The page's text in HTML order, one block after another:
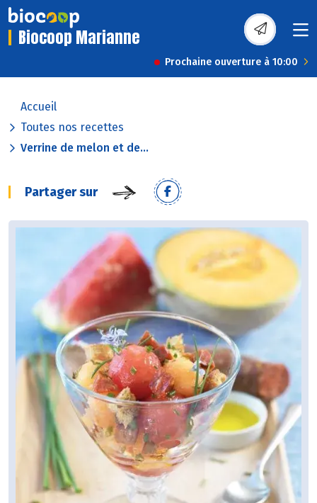
Biocoop Marianne
Prochaine ouverture à 10:00
Accueil
Toutes nos recettes
Verrine de melon et de...
Partager sur